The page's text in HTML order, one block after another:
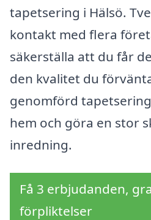
tapetsering i Hälsö.
kontakt med flera
säkerställa att du får
den kvalitet du
genomförd
hem och göra en stor
inredning.
Få 3 erbjudanden,
förpliktelser